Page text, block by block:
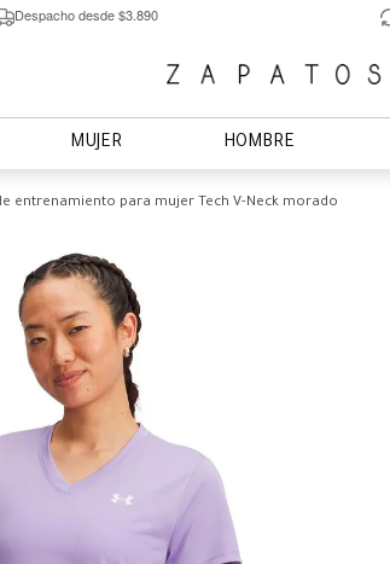
Despacho desde $3.890
MUJER HOMBRE
entrenamiento para mujer Tech V-Neck morado